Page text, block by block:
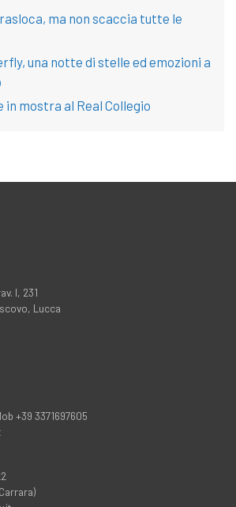
ma non scaccia tutte le
una notte di stelle ed emozioni a
in mostra al Real Collegio
I, 231
Lucca
+39 3371697605